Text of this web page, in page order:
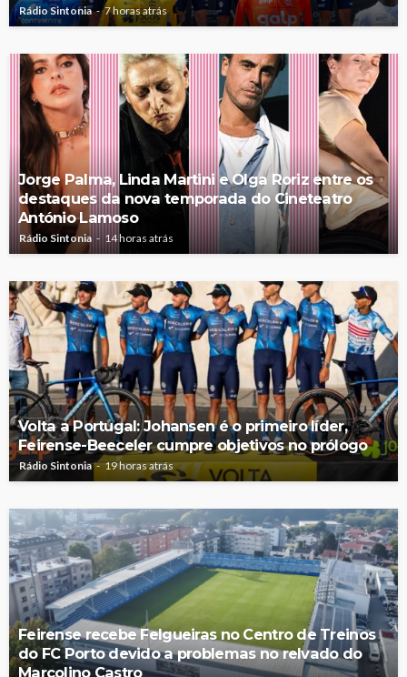
Rádio Sintonia 7 horas atrás
Jorge Palma, Linda Martini e Olga Roriz entre os
destaques da nova temporada do Cineteatro
António Lamoso
Rádio Sintonia 14 horas atrás
Volta a Portugal: Johansen é o primeiro líder,
Feirense-Beeceler cumpre objetivos no prólogo
Rádio Sintonia 19 horas atrás
Feirense recebe Felgueiras no Centro de Treinos
do FC Porto devido a problemas no relvado do
Marcolino Castro